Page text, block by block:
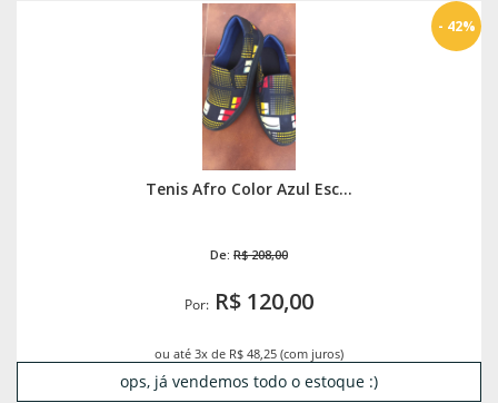
Tenis Afro Color Azul Esc...
De: R$ 208,00
Por: R$ 120,00
- 42%
ou até 3x de R$ 48,25 (com juros)
ops, já vendemos todo o estoque :)